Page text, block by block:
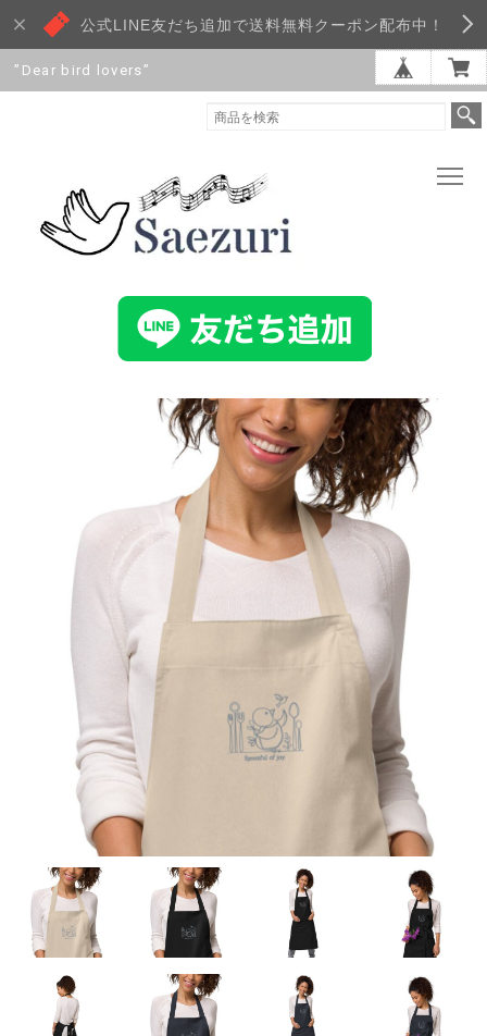
公式LINE友だち追加で送料無料クーポン配布中！
”Dear bird lovers”